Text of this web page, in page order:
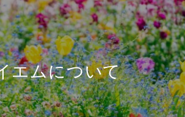
エムについて